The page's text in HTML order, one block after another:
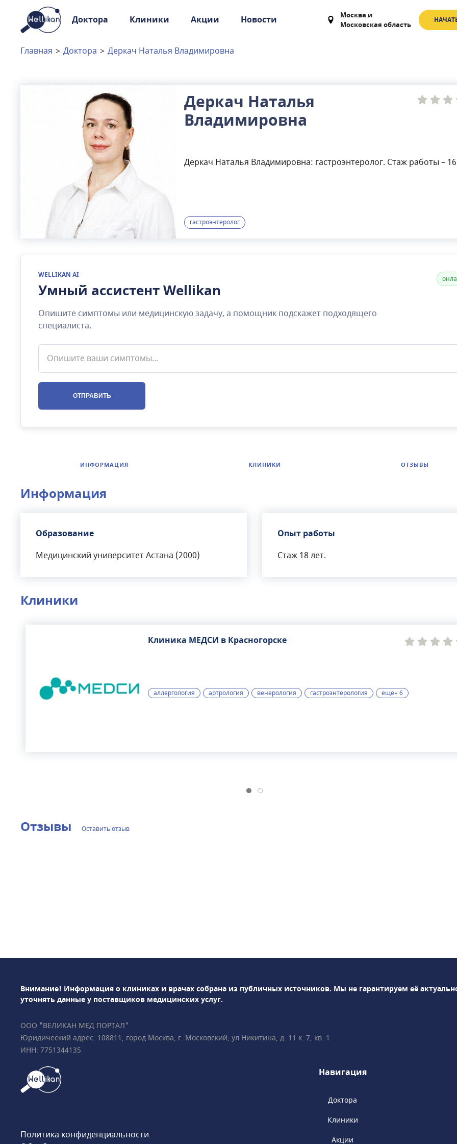
Доктора Клиники Акции Новости Москва и
Московская область
Доктора
Клиники
Московская область
Главная > Доктора > Деркач Наталья Владимировна
Деркач Наталья
Владимировна
Деркач Наталья Владимировна: гастроэнтеролог. Стаж работы – 16
гастроэнтеролог
WELLIKAN AI
Умный ассистент Wellikan
Опишите симптомы или медицинскую задачу, а помощник подскажет подходящего
специалиста.
ОТПРАВИТЬ
ИНФОРМАЦИЯ КЛИНИКИ ОТЗЫВЫ
Информация
Образование
Медицинский университет Астана (2000)
Опыт работы
Стаж 18 лет.
Клиники
Клиника МЕДСИ в Красногорске
аллергология артрология венерология гастроэнтерология ещё+ 6
Отзывы Оставить отзыв
Внимание! Информация о клиниках и врачах собрана из публичных источников. Мы не гарантируем её
уточнять данные у поставщиков медицинских услуг.
ООО "ВЕЛИКАН МЕД ПОРТАЛ"
Юридический адрес: 108811, город Москва, г. Московский, ул Никитина, д. 11 к. 7, кв. 1
ИНН: 7751344135
Навигация
Доктора
Клиники
Акции
Политика конфиденциальности